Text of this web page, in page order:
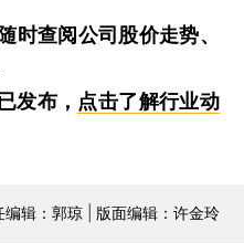
时查阅公司股价走势、
发布， 点击了解行业动
编辑：郭琼 | 版面编辑：许金玲